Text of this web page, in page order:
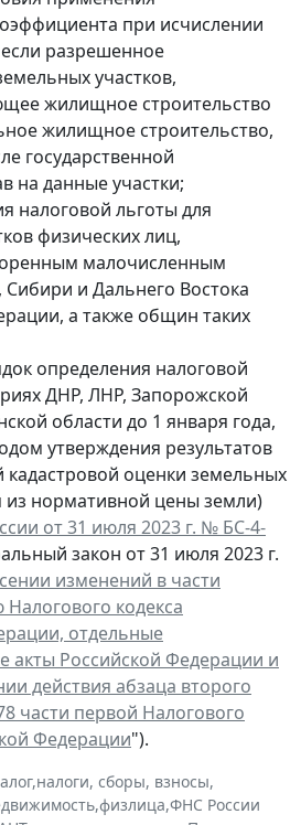
при исчислении
если разрешенное
участков,
жилищное строительство
жилищное строительство,
государственной
на данные участки;
налоговой льготы для
физических лиц,
малочисленным
и Дальнего Востока
а также общин таких
определения налоговой
ДНР, ЛНР, Запорожской
области до 1 января года,
утверждения результатов
кадастровой оценки земельных
из нормативной цены земли)
от 31 июля 2023 г. № БС-4-
закон от 31 июля 2023 г.
изменений в части
кодекса
отдельные
акты Российской Федерации и
действия абзаца второго
части первой Налогового
Федерации").
,налоги, сборы, взносы,
,физлица,ФНС России